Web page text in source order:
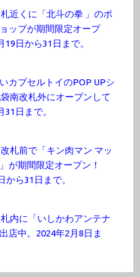
近くに「北斗の拳 」のポ
ップが期間限定オープ
19日から31日まで。
カプセルトイのPOP UPシ
南改札外にオープンして
31日まで。
札前で「キン肉マン マッ
が期間限定オープン！
から31日まで。
内に「いしかわアンテナ
店中。2024年2月8日ま